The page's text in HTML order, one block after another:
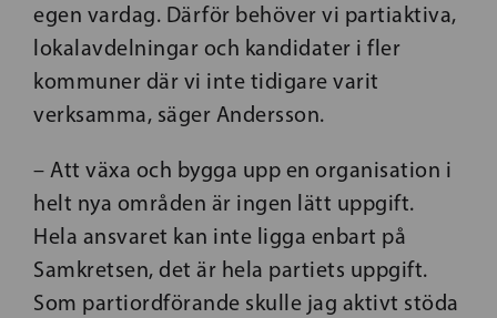
egen vardag. Därför behöver vi partiaktiva,
lokalavdelningar och kandidater i fler
kommuner där vi inte tidigare varit
verksamma, säger Andersson.
– Att växa och bygga upp en organisation i
helt nya områden är ingen lätt uppgift.
Hela ansvaret kan inte ligga enbart på
Samkretsen, det är hela partiets uppgift.
Som partiordförande skulle jag aktivt stöda